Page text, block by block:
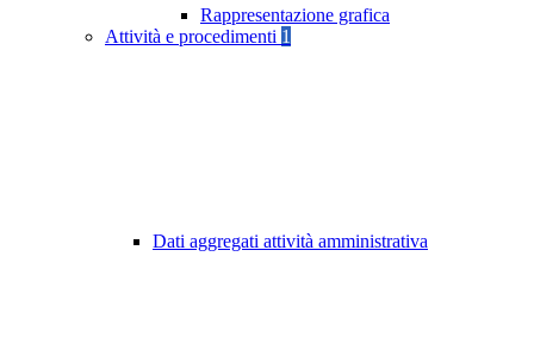
Rappresentazione grafica
Attività e procedimenti 1
Dati aggregati attività amministrativa